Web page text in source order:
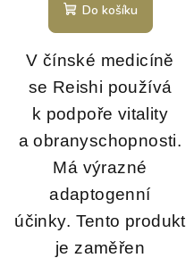
Do košíku
V čínské medicíně
se Reishi používá
k podpoře vitality
a obranyschopnosti.
Má výrazné
adaptogenní
účinky. Tento produkt
je zaměřen